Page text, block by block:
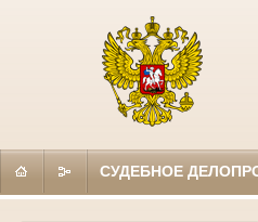
СУДЕБНОЕ